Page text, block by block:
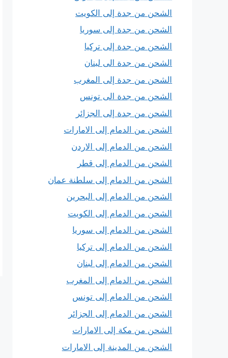
الشحن من جدة إلى الكويت
الشحن من جدة إلى سوريا
الشحن من جدة إلى تركيا
الشحن من جدة الى لبنان
الشحن من جدة إلى المغرب
الشحن من جدة الى تونس
الشحن من جدة إلى الجزائر
الشحن من الدمام إلى الامارات
الشحن من الدمام إلى الاردن
الشحن من الدمام إلى قطر
الشحن من الدمام إلى سلطنة عمان
الشحن من الدمام إلى البحرين
الشحن من الدمام إلى الكويت
الشحن من الدمام إلى سوريا
الشحن من الدمام إلى تركيا
الشحن من الدمام إلى لبنان
الشحن من الدمام إلى المغرب
الشحن من الدمام إلى تونس
الشحن من الدمام إلى الجزائر
الشحن من مكة إلى الامارات
الشحن من المدينة إلى الامارات